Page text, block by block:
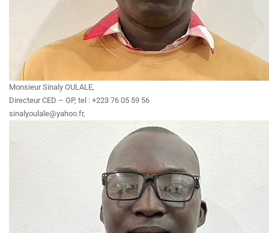
Monsieur Sinaly OULALE,
Directeur CED – GP, tel : +223 76 05 59 56
sinalyoulale@yahoo.fr,